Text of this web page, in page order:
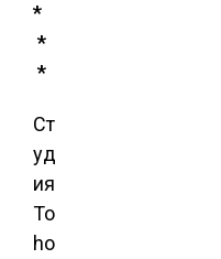
*
*
*
Ст
уд
ия
To
ho